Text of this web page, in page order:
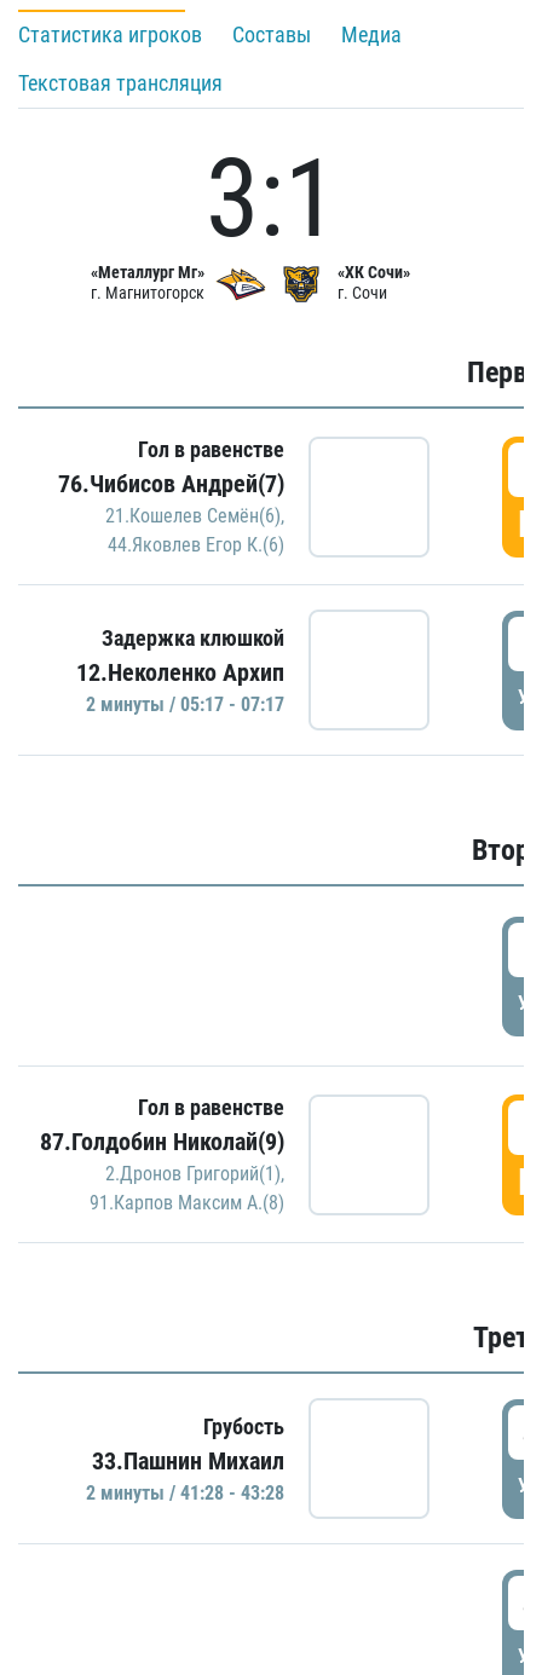
Статистика игроков
Составы
Медиа
Текстовая трансляция
«Металлург Мг»
г. Магнитогорск
3:1
«ХК Сочи»
г. Сочи
Гол в равенстве
76.Чибисов Андрей(7)
21.Кошелев Семён(6),
44.Яковлев Егор К.(6)
Задержка клюшкой
12.Неколенко Архип
2 минуты / 05:17 - 07:17
Гол в равенстве
87.Голдобин Николай(9)
2.Дронов Григорий(1),
91.Карпов Максим А.(8)
Грубость
33.Пашнин Михаил
2 минуты / 41:28 - 43:28